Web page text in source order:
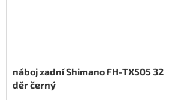
náboj zadní Shimano FH-TX505 32
děr černý